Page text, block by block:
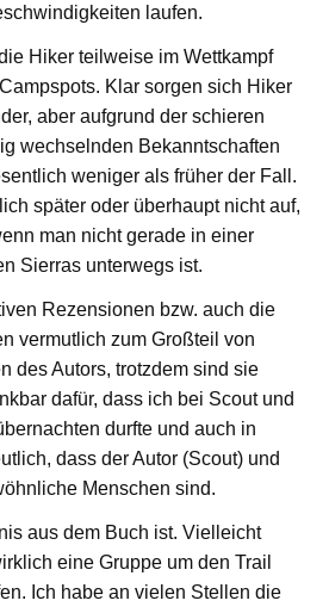
laufen.
Hiker teilweise im Wettkampf
Klar sorgen sich Hiker
aber aufgrund der schieren
wechselnden Bekanntschaften
weniger als früher der Fall.
später oder überhaupt nicht auf,
man nicht gerade in einer
Sierras unterwegs ist.
Rezensionen bzw. auch die
vermutlich zum Großteil von
des Autors, trotzdem sind sie
dafür, dass ich bei Scout und
durfte und auch in
dass der Autor (Scout) und
Menschen sind.
aus dem Buch ist. Vielleicht
eine Gruppe um den Trail
Ich habe an vielen Stellen die